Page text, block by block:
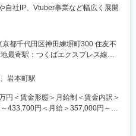
ンターテインメント会社です。
しながら挑戦し、自己の成長と進
く、課題解決のためには何でも話
も非常に大切にしています。
コンプライアンスを重んじる法人
自社IP、Vtuber事業など幅広く展開
ダー候補）は、所属タレント（クリ
い、彼女たちが最大限のパフォー
トするポジションです。スケジュ
った守りの業務だけでなく、目標
ベーション管理、企画の進行管理
自己実現を支えるパートナーとし
す。
都千代田区神田練塀町300 住友不
最寄駅：つくばエクスプレス線／
面禁煙変更の範囲：会社の定める
岩本町駅
円＜賃金形態＞月給制＜賃金内訳＞
433,700円＜月給＞357,000円～